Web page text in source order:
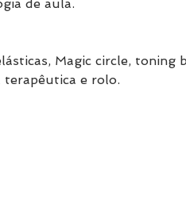
de aula.
Magic circle, toning
e rolo.